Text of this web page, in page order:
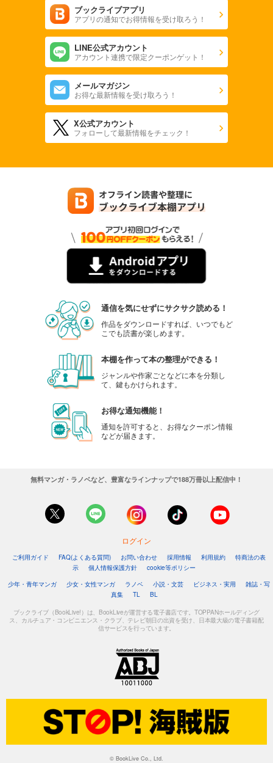
ブックライブアプリ
アプリの通知でお得情報を受け取ろう！
LINE公式アカウント
アカウント連携で限定クーポンゲット！
メールマガジン
お得な最新情報を受け取ろう！
X公式アカウント
フォローして最新情報をチェック！
通信を気にせずにサクサク読める！
作品をダウンロードすれば、いつでもど
こでも読書が楽しめます。
本棚を作って本の整理ができる！
ジャンルや作家ごとなどに本を分類し
て、鍵もかけられます。
お得な通知機能！
通知を許可すると、お得なクーポン情報
などが届きます。
無料マンガ・ラノベなど、豊富なラインナップで188万冊以上配信中！
ログイン
ご利用ガイド FAQ(よくある質問) お問い合わせ 採用情報 利用規約
特商法の表
示
個人情報保護方針
cookie等ポリシー
少年・青年マンガ
少女・女性マンガ ラノベ 小説・文芸 ビジネス・実用
雑誌・写
真集
TL BL
ブックライブ（BookLive!）は、BookLiveが運営する電子書店です。TOPPANホールディング
ス、カルチュア・コンビニエンス・クラブ、テレビ朝日の出資を受け、日本最大級の電子書籍配
信サービスを行っています。
© BookLive Co., Ltd.